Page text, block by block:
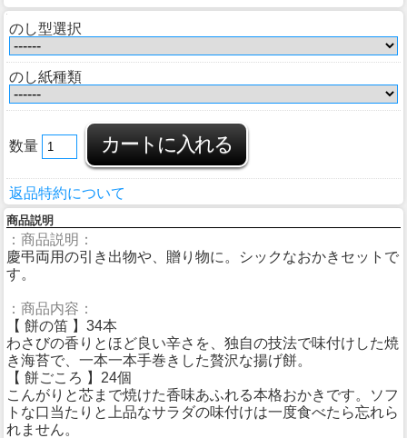
のし型選択
のし紙種類
数量
返品特約について
商品説明
：商品説明：
慶弔両用の引き出物や、贈り物に。シックなおかきセットで
す。
：商品内容：
【 餅の笛 】34本
わさびの香りとほど良い辛さを、独自の技法で味付けした焼
き海苔で、一本一本手巻きした贅沢な揚げ餅。
【 餅ごころ 】24個
こんがりと芯まで焼けた香味あふれる本格おかきです。ソフ
トな口当たりと上品なサラダの味付けは一度食べたら忘れら
れません。